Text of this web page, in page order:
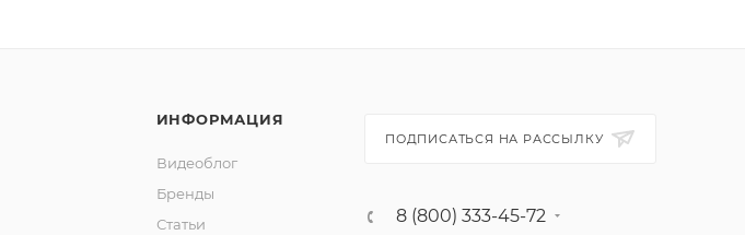
ИНФОРМАЦИЯ
Видеоблог
Бренды
Статьи
ПОДПИСАТЬСЯ НА РАССЫЛКУ
8 (800) 333-45-72